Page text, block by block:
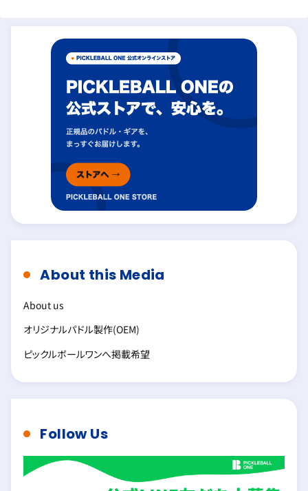
About this Media
About us
オリジナルパドル製作(OEM)
ピックルボールワンへ掲載希望
Follow Us